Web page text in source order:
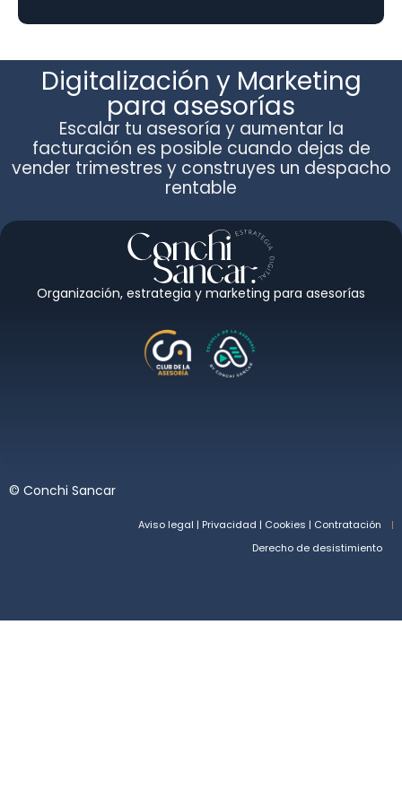
Digitalización y Marketing
para asesorías
Escalar tu asesoría y aumentar la
facturación es posible cuando dejas de
vender trimestres y construyes un despacho
rentable
Organización, estrategia y marketing para asesorías
© Conchi Sancar
Aviso legal | Privacidad | Cookies | Contratación
Derecho de desistimiento